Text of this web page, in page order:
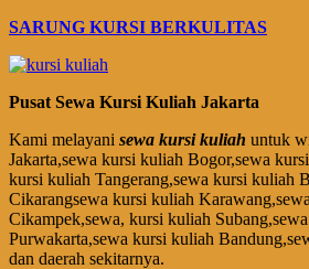
SARUNG KURSI BERKULITAS
Pusat Sewa Kursi Kuliah Jakarta
Kami melayani sewa kursi kuliah untuk
Jakarta,sewa kursi kuliah Bogor,sewa
kursi kuliah Tangerang,sewa kursi kuliah
Cikarangsewa kursi kuliah
Cikampek,sewa, kursi kuliah
Purwakarta,sewa kursi kuliah
dan daerah sekitarnya.